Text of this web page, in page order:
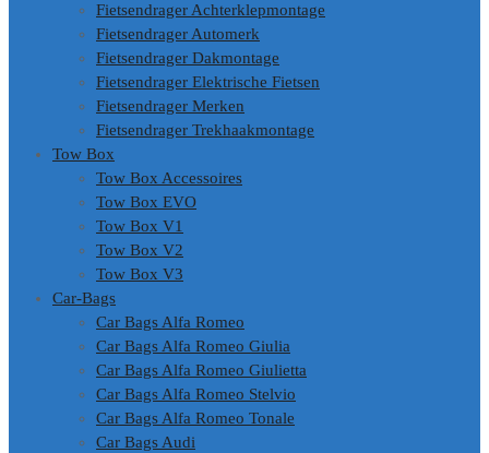
Fietsendrager Achterklepmontage
Fietsendrager Automerk
Fietsendrager Dakmontage
Fietsendrager Elektrische Fietsen
Fietsendrager Merken
Fietsendrager Trekhaakmontage
Tow Box
Tow Box Accessoires
Tow Box EVO
Tow Box V1
Tow Box V2
Tow Box V3
Car-Bags
Car Bags Alfa Romeo
Car Bags Alfa Romeo Giulia
Car Bags Alfa Romeo Giulietta
Car Bags Alfa Romeo Stelvio
Car Bags Alfa Romeo Tonale
Car Bags Audi